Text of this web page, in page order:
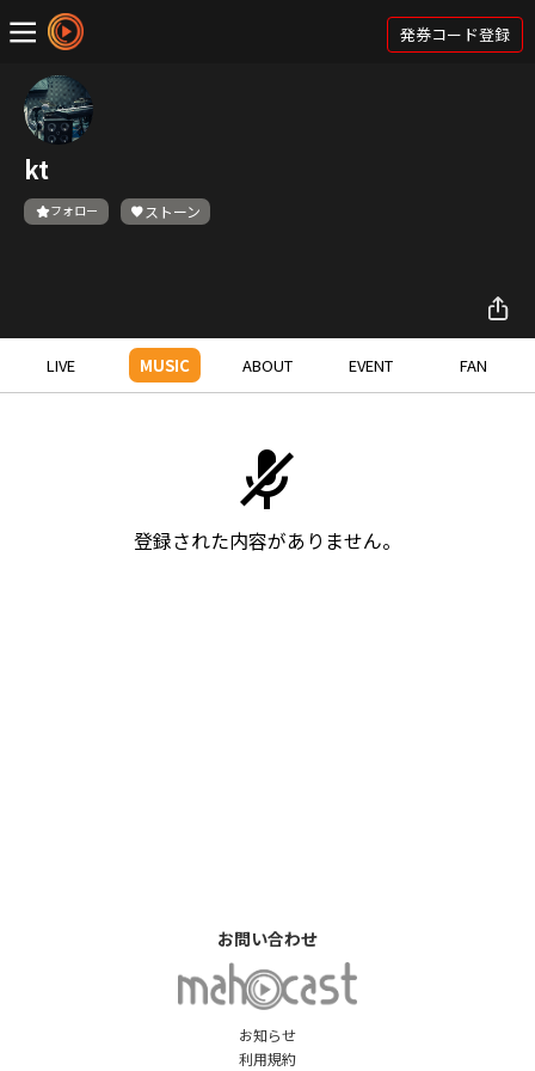
発券コード登録
kt
フォロー ストーン
LIVE MUSIC ABOUT EVENT FAN
登録された内容がありません。
お知らせ
利用規約
お問い合わせ